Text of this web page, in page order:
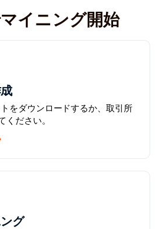
イニング開始
をダウンロードするか、取引所
ください。
グ